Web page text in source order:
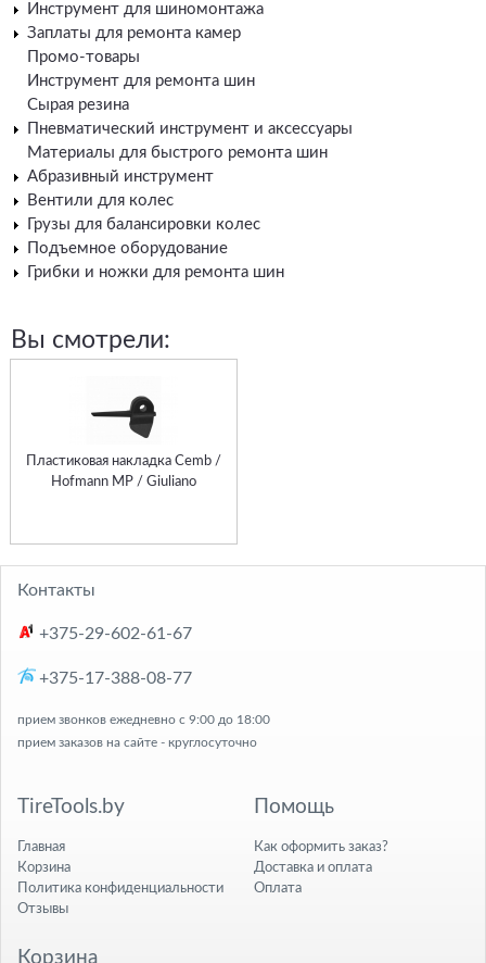
Инструмент для шиномонтажа
Заплаты для ремонта камер
Промо-товары
Инструмент для ремонта шин
Сырая резина
Пневматический инструмент и аксессуары
Материалы для быстрого ремонта шин
Абразивный инструмент
Вентили для колес
Грузы для балансировки колес
Подъемное оборудование
Грибки и ножки для ремонта шин
Вы смотрели:
Пластиковая накладка Cemb /
Hofmann MP / Giuliano
Контакты
+375-29-602-61-67
+375-17-388-08-77
прием звонков ежедневно с 9:00 до 18:00
прием заказов на сайте - круглосуточно
TireTools.by
Главная
Корзина
Политика конфиденциальности
Отзывы
Помощь
Как оформить заказ?
Доставка и оплата
Оплата
Корзина